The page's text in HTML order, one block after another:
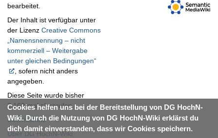
Cookies helfen uns bei der Bereitstellung von DG HochN-
Wiki. Durch die Nutzung von DG HochN-Wiki erklärst du
dich damit einverstanden, dass wir Cookies speichern.
bearbeitet.
Der Inhalt ist verfügbar unter
der Lizenz Creative Commons
„Namensnennung – nicht
kommerziell – Weitergabe
unter gleichen Bedingungen“
, sofern nicht anders
angegeben.
Diese Seite wurde bisher
2.160-mal abgerufen.
Datenschutz
Über DG HochN-Wiki